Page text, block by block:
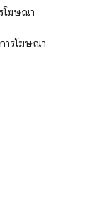
โฆษณา
ารโฆษณา